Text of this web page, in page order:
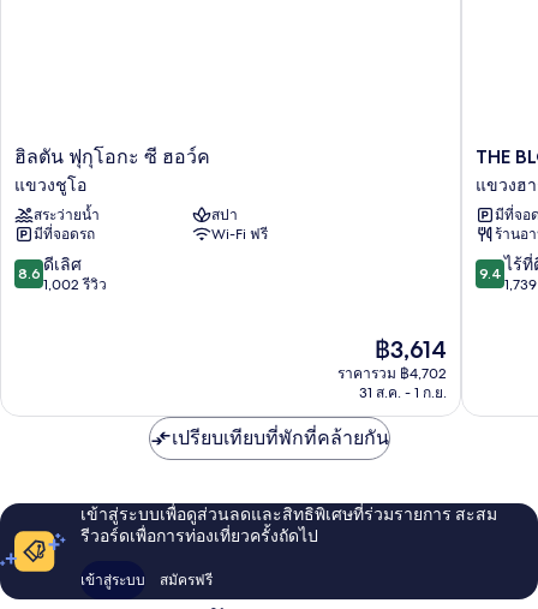
ฮิล
ฟุ
กุ
โอกะ
ซี
ฮอว์ค
ฮิลตัน ฟุกุโอกะ ซี ฮอว์ค
แขวงชูโอ
สระว่ายน้ำ
สปา
มีที่จอดรถ
Wi-Fi ฟรี
8.6
จาก
8.6 ดีเลิศ
1,002 รีวิว
ราคา
ปัจจุบัน
คือ
฿3,614
ราคารวม ฿4,702
31 ส.ค. - 1 ก.ย.
THE
HAKATA
Premier
แขวง
ฮา
กาตะ
THE
แขวงฮ
มีที่จอ
ร้านอ
9.4
จาก
รีวิว
9.4 ไร้ที่
เปรียบเทียบที่พักที่คล้ายกัน
เข้าสู่ระบบเพื่อดูส่วนลดและสิทธิพิเศษที่ร่วมรายการ สะสม
รีวอร์ดเพื่อการท่องเที่ยวครั้งถัดไป
เข้าสู่ระบบ สมัครฟรี